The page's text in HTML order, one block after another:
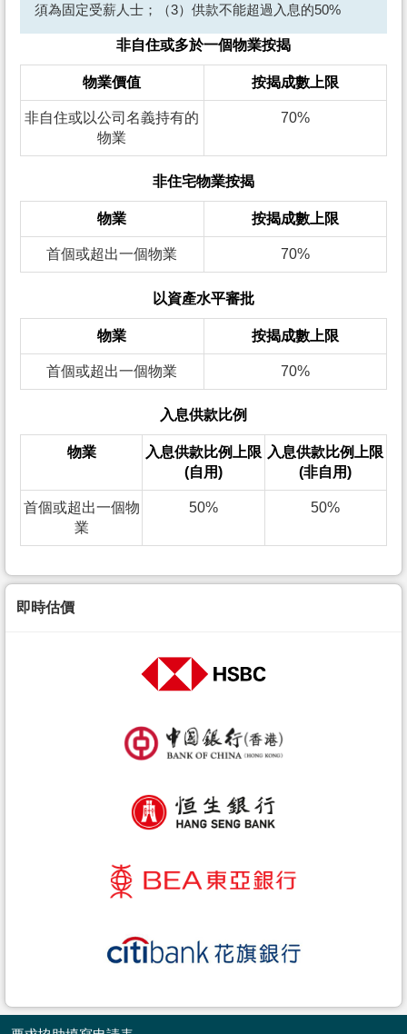
須為固定受薪人士；（3）供款不能超過入息的50%
非自住或多於一個物業按揭
物業價值 按揭成數上限
非自住或以公司名義持有的
物業
70%
非住宅物業按揭
物業 按揭成數上限
首個或超出一個物業 70%
以資產水平審批
物業 按揭成數上限
首個或超出一個物業 70%
入息供款比例
物業
入息供款比例上限
(自用)
入息供款比例上限
(非自用)
首個或超出一個物
業
50% 50%
即時估價